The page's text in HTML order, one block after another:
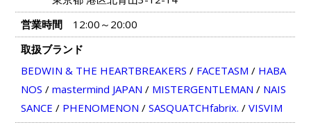
営業時間
12:00～20:00
取扱ブランド
BEDWIN & THE HEARTBREAKERS / FACETASM / HABA
NOS / mastermind JAPAN / MISTERGENTLEMAN / NAIS
SANCE / PHENOMENON / SASQUATCHfabrix. / VISVIM